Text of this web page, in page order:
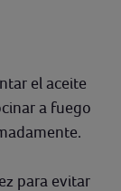
el aceite
a fuego
para evitar